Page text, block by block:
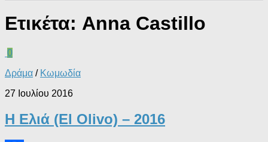
Ετικέτα: Anna Castillo
0
Δράμα / Κωμωδία
27 Ιουλίου 2016
Η Ελιά (El Olivo) – 2016